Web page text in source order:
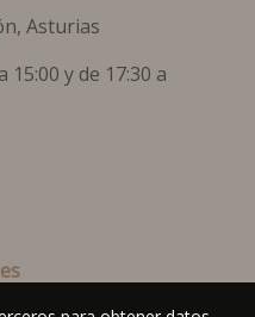
Asturias
15:00 y de 17:30 a